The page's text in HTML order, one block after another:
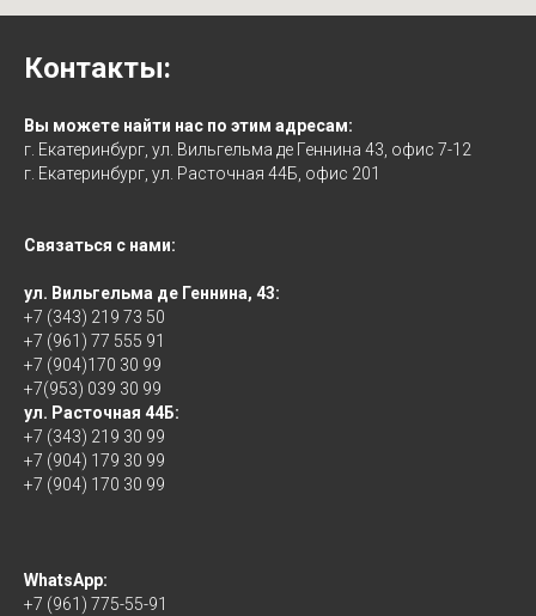
Контакты:
Вы можете найти нас по этим адресам:
г. Екатеринбург, ул. Вильгельма де Геннина 43, офис 7-12
г. Екатеринбург, ул. Расточная 44Б, офис 201
Связаться с нами:
ул. Вильгельма де Геннина, 43:
+7 (343) 219 73 50
+7 (961) 77 555 91
+7 (904)170 30 99
+7(953) 039 30 99
ул. Расточная 44Б:
+7 (343) 219 30 99
+7 (904) 179 30 99
+7 (904) 170 30 99
WhatsApp:
+7 (961) 775-55-91